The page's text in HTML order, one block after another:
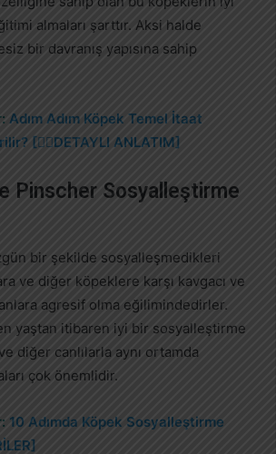
almaları şarttır. Aksi halde
bir davranış yapısına sahip
Adım Adım Köpek Temel İtaat
[🐕‍🦺DETAYLI ANLATIM]
Pinscher Sosyalleştirme
bir şekilde sosyalleşmedikleri
ve diğer köpeklere karşı kavgacı ve
agresif olma eğilimindedirler.
yaştan itibaren iyi bir sosyalleştirme
diğer canlılarla aynı ortamda
çok önemlidir.
10 Adımda Köpek Sosyalleştirme